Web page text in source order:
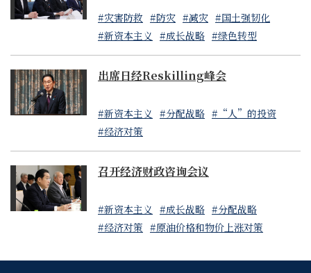
#灾害防救 #防灾 #减灾 #国土强韧化
#新资本主义 #成长战略 #绿色转型
出席日经Reskilling峰会
#新资本主义 #分配战略 #“人”的投资
#经济对策
召开经济财政咨询会议
#新资本主义 #成长战略 #分配战略
#经济对策 #原油价格和物价上涨对策